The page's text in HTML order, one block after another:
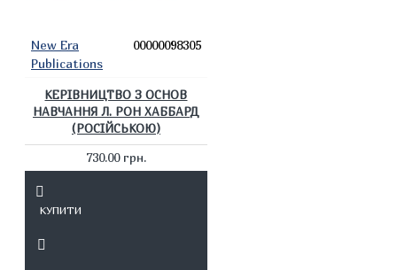
New Era
Publications
00000098305
КЕРІВНИЦТВО З ОСНОВ
НАВЧАННЯ Л. РОН ХАББАРД
(РОСІЙСЬКОЮ)
730.00 грн.
КУПИТИ